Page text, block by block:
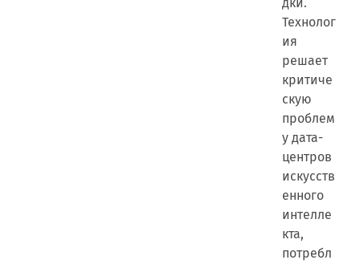
Технолог
ия
решает
критиче
скую
проблем
у дата-
центров
искусств
енного
интелле
кта,
потребл